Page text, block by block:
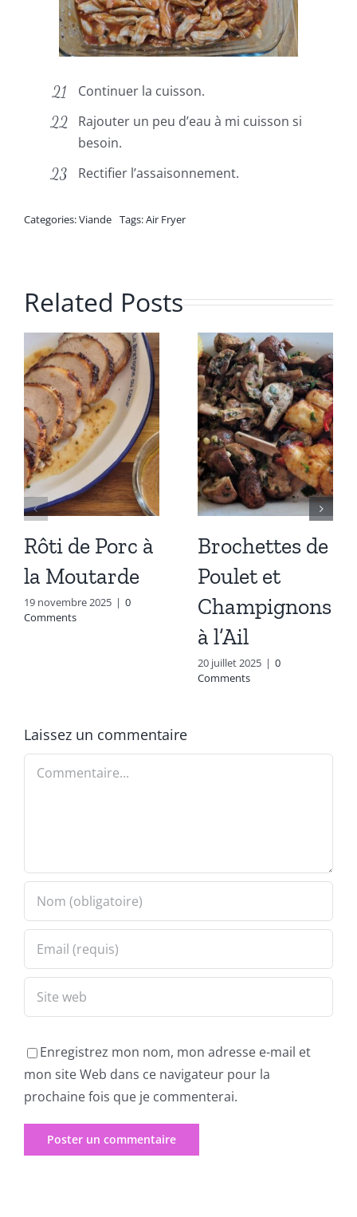
Continuer la cuisson.
Rajouter un peu d’eau à mi cuisson si
besoin.
Rectifier l’assaisonnement.
Categories:Viande Tags:Air Fryer
Related Posts
Rôti de Porc à
la Moutarde
19 novembre 2025 | 0
Comments
Brochettes de
Poulet et
Champignons
à l’Ail
20 juillet 2025 | 0
Comments
Laissez un commentaire
Commentaire
Enregistrez mon nom, mon adresse e-mail et
mon site Web dans ce navigateur pour la
prochaine fois que je commenterai.